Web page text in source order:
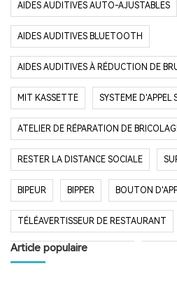
AIDES AUDITIVES AUTO-AJUSTABLES
AIDES AUDITIVES BLUETOOTH
AIDES AUDITIVES À RÉDUCTION DE
MIT KASSETTE SYSTEME D'APPEL
ATELIER DE RÉPARATION DE
RESTER LA DISTANCE SOCIALE
BIPEUR BIPPER BOUTON
TÉLÉAVERTISSEUR DE RESTAURANT
SYSTÈME D'APPEL SANS FIL
Article populaire